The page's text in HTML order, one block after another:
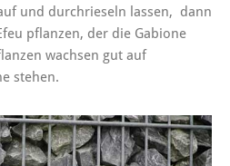
und durchrieseln lassen, dann
pflanzen, der die Gabione
wachsen gut auf
stehen.